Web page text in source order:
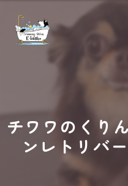
チワワのくり
ンレトリバ